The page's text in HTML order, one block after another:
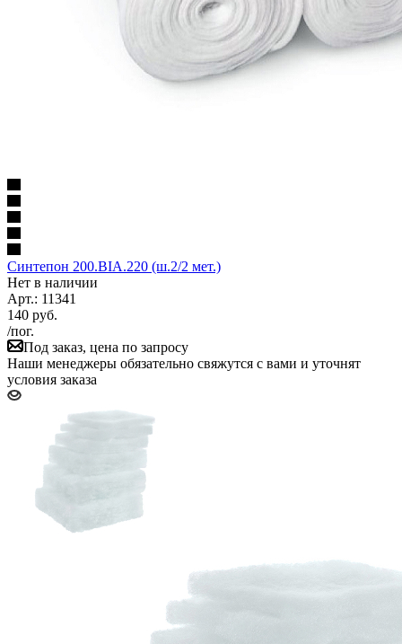
Синтепон 200.BIA.220 (ш.2/2 мет.)
Нет в наличии
Арт.: 11341
140 руб.
/пог.
Под заказ, цена по запросу
Наши менеджеры обязательно свяжутся с вами и уточнят
условия заказа